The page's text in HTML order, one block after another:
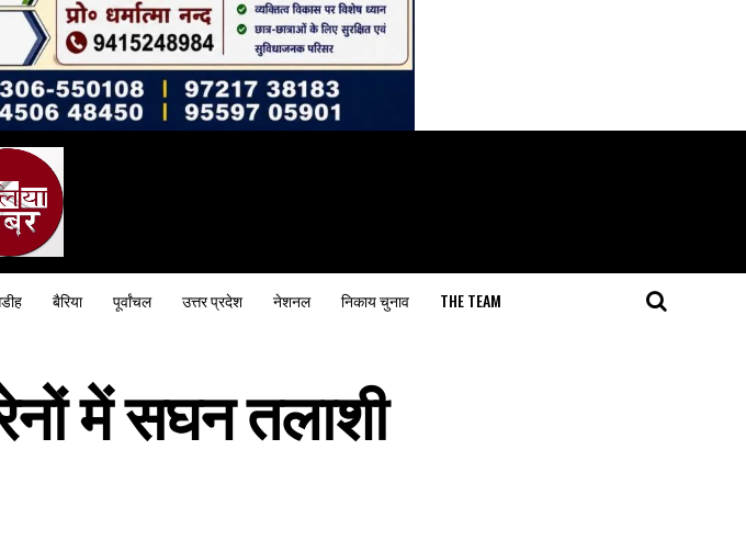
बैरिया पूर्वांचल उत्तर प्रदेश नेशनल निकाय चुनाव THE TEAM
में सघन तलाशी